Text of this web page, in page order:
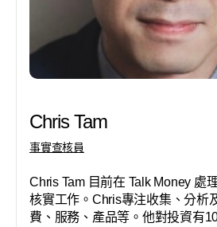
Chris Tam
事實查核員
Chris Tam 目前在 Talk Money 處
核實工作。Chris專注收集、分析
費、服務、產品等。他對投資有